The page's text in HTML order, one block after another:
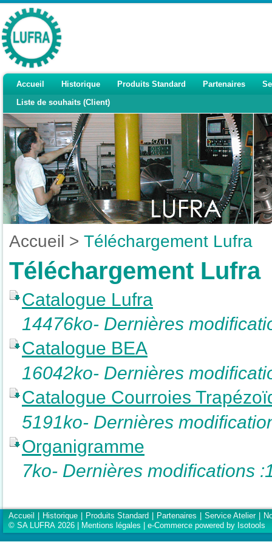
Accueil Historique Produits Standard Partenaires
Liste de souhaits (Client)
Accueil > Téléchargement Lufra
Téléchargement Lufra
Catalogue Lufra
14476ko- Dernières
Catalogue BEA
16042ko- Dernières
Catalogue Courroies
5191ko- Dernières
Organigramme
7ko- Dernières modifications
Accueil Historique Produits Standard Partenaires Service Atelier
© SA LUFRA 2026 |
Mentions légales e-Commerce powered by Isotools